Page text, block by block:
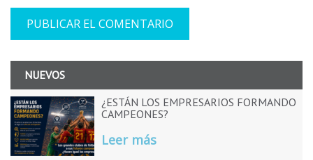
NUEVOS
¿ESTÁN LOS EMPRESARIOS FORMANDO
CAMPEONES?
Leer más